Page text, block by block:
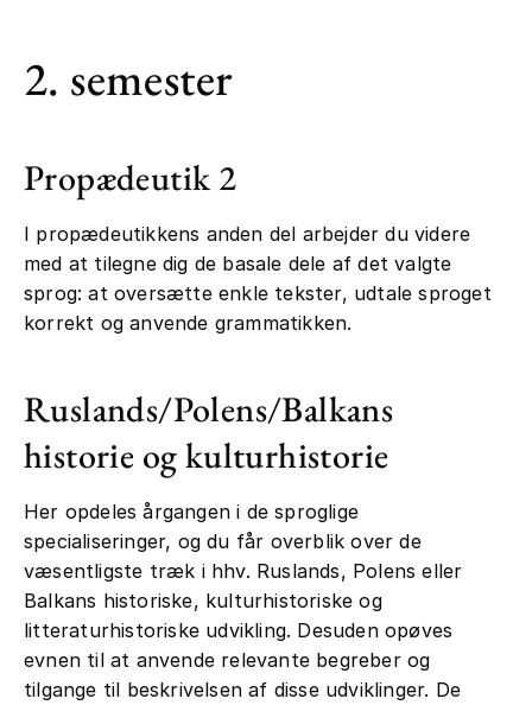
2. semester
Propædeutik 2
I propædeutikkens anden del arbejder du videre
med at tilegne dig de basale dele af det valgte
sprog: at oversætte enkle tekster, udtale sproget
korrekt og anvende grammatikken.
Ruslands/Polens/Balkans
historie og kulturhistorie
Her opdeles årgangen i de sproglige
specialiseringer, og du får overblik over de
væsentligste træk i hhv. Ruslands, Polens eller
Balkans historiske, kulturhistoriske og
litteraturhistoriske udvikling. Desuden opøves
evnen til at anvende relevante begreber og
tilgange til beskrivelsen af disse udviklinger. De